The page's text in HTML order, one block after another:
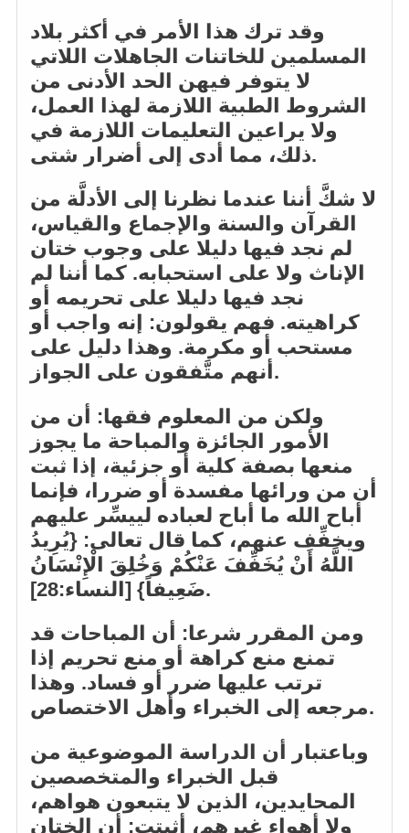
وقد ترك هذا الأمر في أكثر بلاد
المسلمين للخاتنات الجاهلات اللاتي
لا يتوفر فيهن الحد الأدنى من
الشروط الطبية اللازمة لهذا العمل،
ولا يراعين التعليمات اللازمة في
ذلك، مما أدى إلى أضرار شتى.
لا شكَّ أننا عندما نظرنا إلى الأدلَّة من
القرآن والسنة والإجماع والقياس،
لم نجد فيها دليلا على وجوب ختان
الإناث ولا على استحبابه. كما أننا لم
نجد فيها دليلا على تحريمه أو
كراهيته. فهم يقولون: إنه واجب أو
مستحب أو مكرمة. وهذا دليل على
أنهم متَّفقون على الجواز.
ولكن من المعلوم فقها: أن من
الأمور الجائزة والمباحة ما يجوز
منعها بصفة كلية أو جزئية، إذا ثبت
أن من ورائها مفسدة أو ضررا، فإنما
أباح الله ما أباح لعباده لييسِّر عليهم
ويخفِّف عنهم، كما قال تعالى: {يُرِيدُ
اللَّهُ أَنْ يُخَفِّفَ عَنْكُمْ وَخُلِقَ الْإِنْسَانُ
ضَعِيفاً} [النساء:28].
ومن المقرر شرعا: أن المباحات قد
تمنع منع كراهة أو منع تحريم إذا
ترتب عليها ضرر أو فساد. وهذا
مرجعه إلى الخبراء وأهل الاختصاص.
وباعتبار أن الدراسة الموضوعية من
قبل الخبراء والمتخصصين
المحايدين، الذين لا يتبعون هواهم،
ولا أهواء غيرهم، أثبتت: أن الختان